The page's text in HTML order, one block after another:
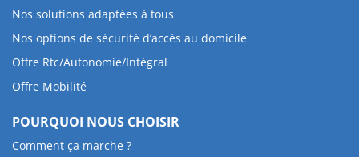
Nos solutions adaptées à tous
Nos options de sécurité d’accès au domicile
Offre Rtc/Autonomie/Intégral
Offre Mobilité
POURQUOI NOUS CHOISIR
Comment ça marche ?